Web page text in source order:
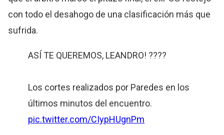
con todo el desahogo de una clasificación más que
sufrida.
ASÍ TE QUEREMOS, LEANDRO! ????
Los cortes realizados por Paredes en los
últimos minutos del encuentro.
pic.twitter.com/CIypHUgnPm